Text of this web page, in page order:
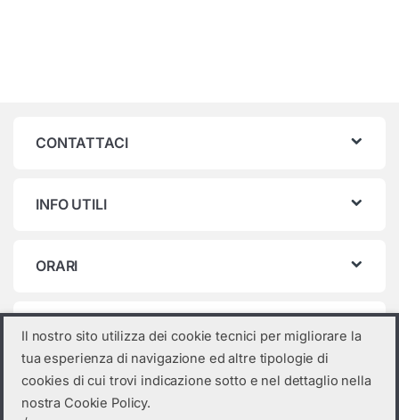
CONTATTACI
INFO UTILI
ORARI
Categorie prodotto
Seleziona una categoria
Il nostro sito utilizza dei cookie tecnici per migliorare la
tua esperienza di navigazione ed altre tipologie di
cookies di cui trovi indicazione sotto e nel dettaglio nella
nostra Cookie Policy.